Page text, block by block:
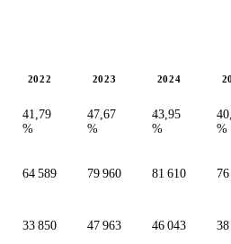
2022 2023 2024
41,79
%
47,67
%
43,95
%
%
64 589 79 960 81 610
33 850 47 963 46 043